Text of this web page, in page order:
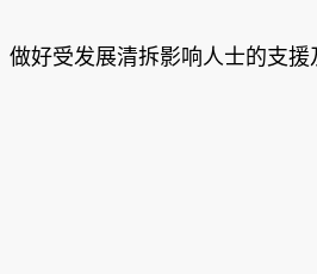
好受发展清拆影响人士的支援